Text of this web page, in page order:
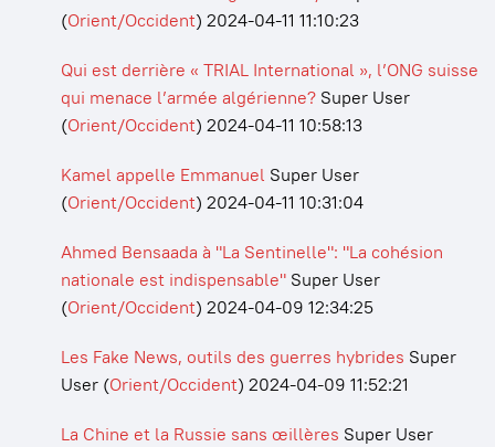
(Orient/Occident) 2024-04-11 11:10:23
Qui est derrière « TRIAL International », l’ONG suisse
qui menace l’armée algérienne? Super User
(Orient/Occident) 2024-04-11 10:58:13
Kamel appelle Emmanuel Super User
(Orient/Occident) 2024-04-11 10:31:04
Ahmed Bensaada à "La Sentinelle": "La cohésion
nationale est indispensable" Super User
(Orient/Occident) 2024-04-09 12:34:25
Les Fake News, outils des guerres hybrides Super
User (Orient/Occident) 2024-04-09 11:52:21
La Chine et la Russie sans œillères Super User